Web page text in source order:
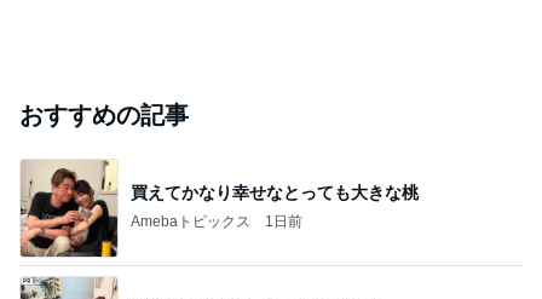
おすすめの記事
買えてかなり幸せなとっても大きな桃
Amebaトピックス 1日前